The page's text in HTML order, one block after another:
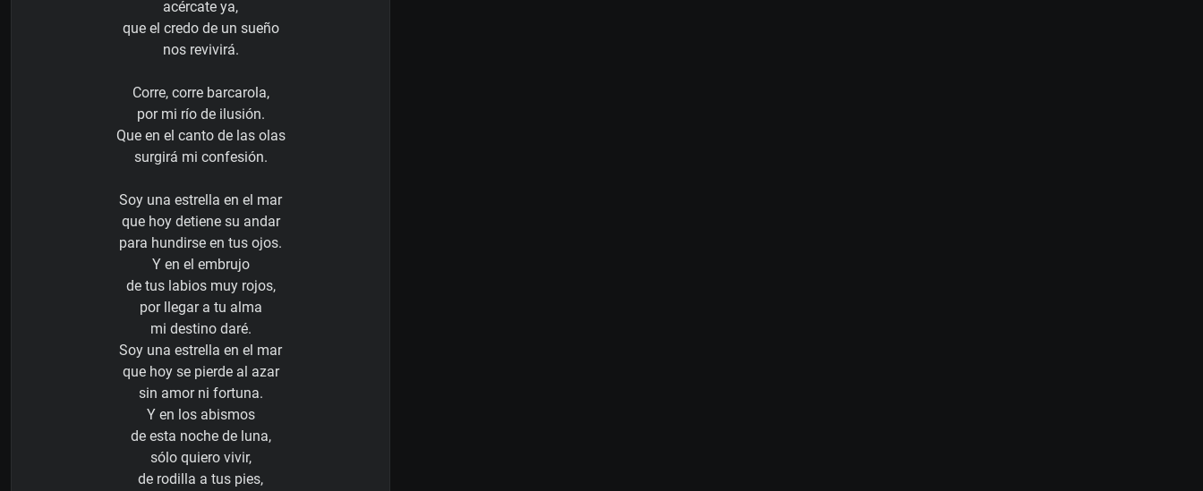
acércate ya,
que el credo de un sueño
nos revivirá.
Corre, corre barcarola,
por mi río de ilusión.
Que en el canto de las olas
surgirá mi confesión.
Soy una estrella en el mar
que hoy detiene su andar
para hundirse en tus ojos.
Y en el embrujo
de tus labios muy rojos,
por llegar a tu alma
mi destino daré.
Soy una estrella en el mar
que hoy se pierde al azar
sin amor ni fortuna.
Y en los abismos
de esta noche de luna,
sólo quiero vivir,
de rodilla a tus pies,